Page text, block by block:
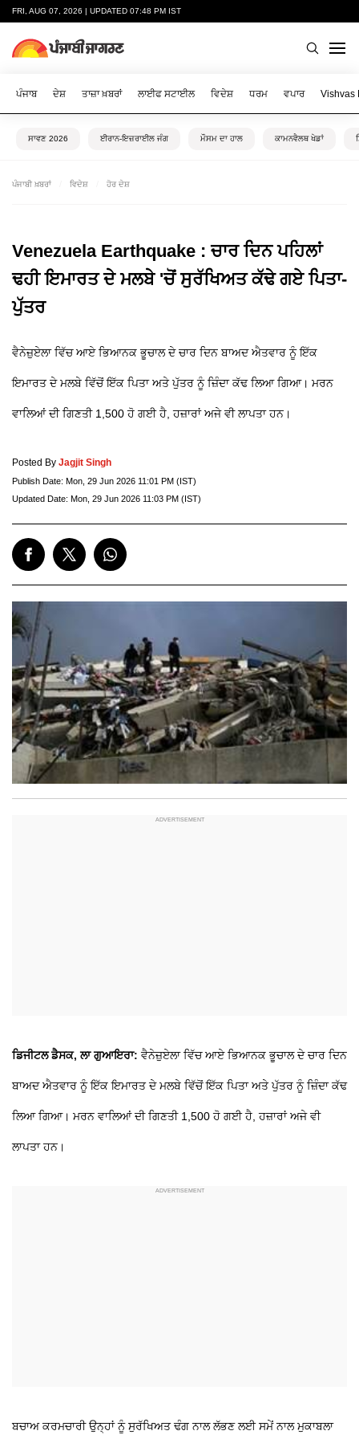
FRI, AUG 07, 2026 | UPDATED 07:48 PM IST
ਪੰਜਾਬ ਦੇਸ਼ ਤਾਜ਼ਾ ਖ਼ਬਰਾਂ ਲਾਈਫ ਸਟਾਈਲ ਵਿਦੇਸ਼ ਧਰਮ ਵਪਾਰ Vishvas
ਸਾਵਣ 2026 ਈਰਾਨ-ਇਜ਼ਰਾਈਲ ਜੰਗ ਮੌਸਮ ਦਾ ਹਾਲ ਕਾਮਨਵੈਲਥ ਖੇਡਾਂ
ਪੰਜਾਬੀ ਖ਼ਬਰਾਂ ਵਿਦੇਸ਼ ਹੋਰ ਦੇਸ਼
Venezuela Earthquake : ਚਾਰ ਦਿਨ ਪਹਿਲਾਂ
ਢਹੀ ਇਮਾਰਤ ਦੇ ਮਲਬੇ 'ਚੋਂ ਸੁਰੱਖਿਅਤ ਕੱਢੇ ਗਏ ਪਿਤਾ-
ਪੁੱਤਰ
ਵੈਨੇਜ਼ੁਏਲਾ ਵਿੱਚ ਆਏ ਭਿਆਨਕ ਭੂਚਾਲ ਦੇ ਚਾਰ ਦਿਨ ਬਾਅਦ ਐਤਵਾਰ ਨੂੰ ਇੱਕ
ਇਮਾਰਤ ਦੇ ਮਲਬੇ ਵਿੱਚੋਂ ਇੱਕ ਪਿਤਾ ਅਤੇ ਪੁੱਤਰ ਨੂੰ ਜ਼ਿੰਦਾ ਕੱਢ ਲਿਆ ਗਿਆ। ਮਰਨ
ਵਾਲਿਆਂ ਦੀ ਗਿਣਤੀ 1,500 ਹੋ ਗਈ ਹੈ, ਹਜ਼ਾਰਾਂ ਅਜੇ ਵੀ ਲਾਪਤਾ ਹਨ।
Posted By Jagjit Singh
Publish Date: Mon, 29 Jun 2026 11:01 PM (IST)
Updated Date: Mon, 29 Jun 2026 11:03 PM (IST)
ਡਿਜੀਟਲ ਡੈਸਕ, ਲਾ ਗੁਆਇਰਾ: ਵੈਨੇਜ਼ੁਏਲਾ ਵਿੱਚ ਆਏ ਭਿਆਨਕ ਭੂਚਾਲ ਦੇ ਚਾਰ ਦਿਨ
ਬਾਅਦ ਐਤਵਾਰ ਨੂੰ ਇੱਕ ਇਮਾਰਤ ਦੇ ਮਲਬੇ ਵਿੱਚੋਂ ਇੱਕ ਪਿਤਾ ਅਤੇ ਪੁੱਤਰ ਨੂੰ ਜ਼ਿੰਦਾ ਕੱਢ
ਲਿਆ ਗਿਆ। ਮਰਨ ਵਾਲਿਆਂ ਦੀ ਗਿਣਤੀ 1,500 ਹੋ ਗਈ ਹੈ, ਹਜ਼ਾਰਾਂ ਅਜੇ ਵੀ
ਲਾਪਤਾ ਹਨ।
ਬਚਾਅ ਕਰਮਚਾਰੀ ਉਨ੍ਹਾਂ ਨੂੰ ਸੁਰੱਖਿਅਤ ਢੰਗ ਨਾਲ ਲੱਭਣ ਲਈ ਸਮੇਂ ਨਾਲ ਮੁਕਾਬਲਾ